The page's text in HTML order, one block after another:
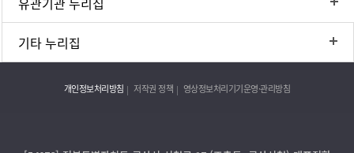
기타 누리집
개인정보처리방침 저작권 정책 영상정보처리기기운영·관리방침